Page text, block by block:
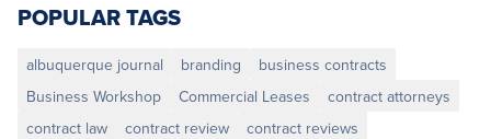
POPULAR TAGS
albuquerque journal branding
business contracts
Business Workshop
Commercial Leases
contract attorneys
contract law
contract review
contract reviews